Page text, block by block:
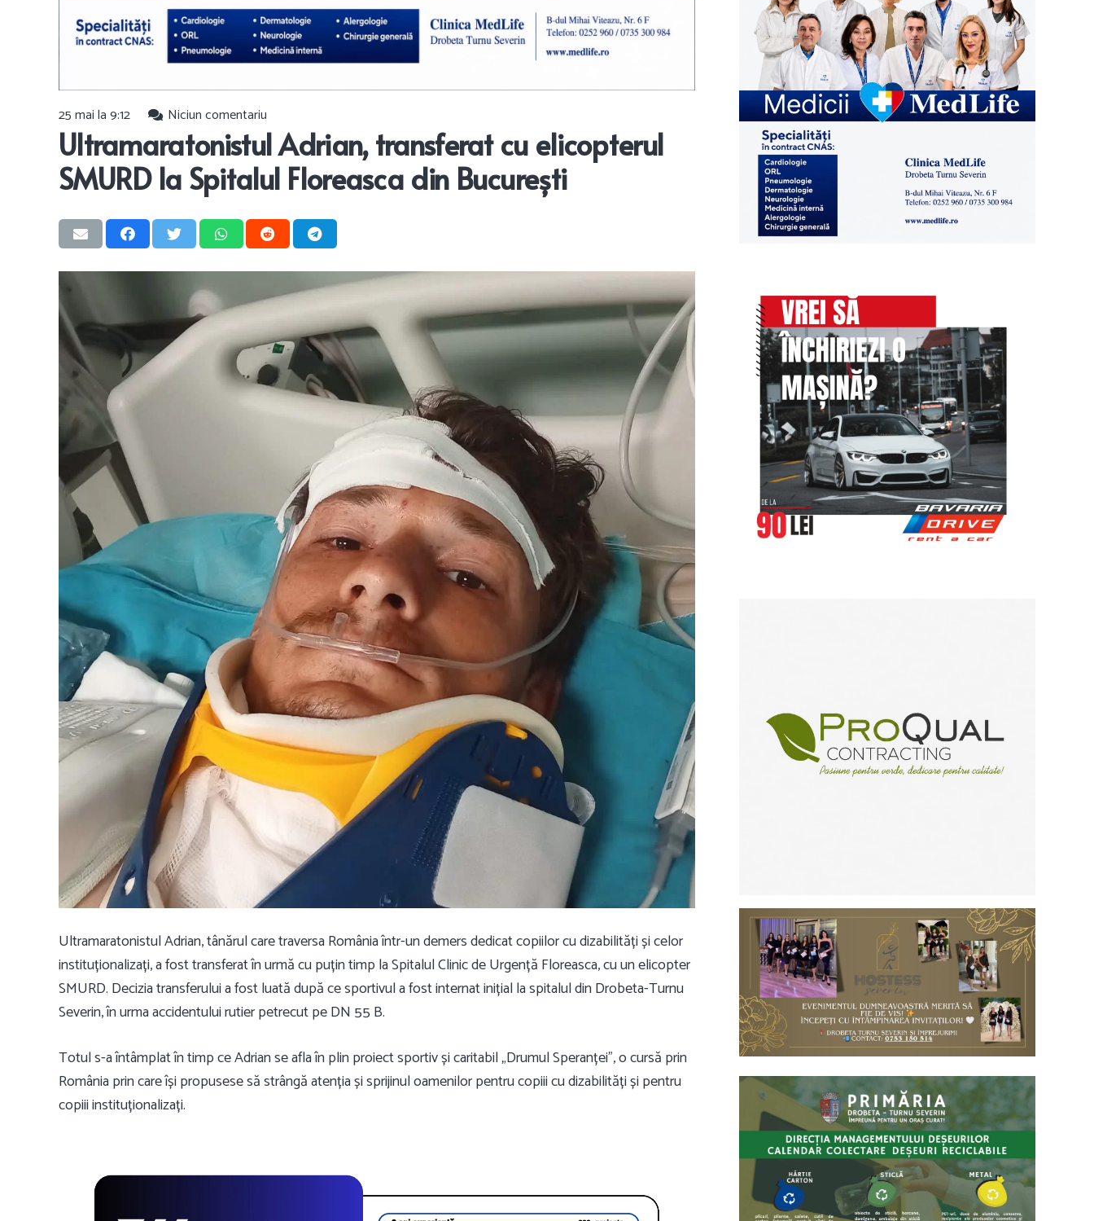
25 mai la 9:12 Niciun comentariu
Ultramaratonistul Adrian, transferat cu elicopterul
SMURD la Spitalul Floreasca din București
Ultramaratonistul Adrian, tânărul care traversa România într-un demers dedicat copiilor cu dizabilități și celor
instituționalizați, a fost transferat în urmă cu puțin timp laSpitalul Clinic de Urgență Floreasca, cu un elicopter
SMURD. Decizia transferului a fost luată după ce sportivul a fost internat inițial la spitalul din Drobeta-Turnu
Severin, în urma accidentului rutier petrecut pe DN 55 B.
Totul s-a întâmplat în timp ce Adrian se afla în plin proiect sportiv și caritabil „Drumul Speranței”, o cursă prin
România prin care își propusese să strângă atenția și sprijinul oamenilor pentru copiii cu dizabilități și pentru
copiii instituționalizați.